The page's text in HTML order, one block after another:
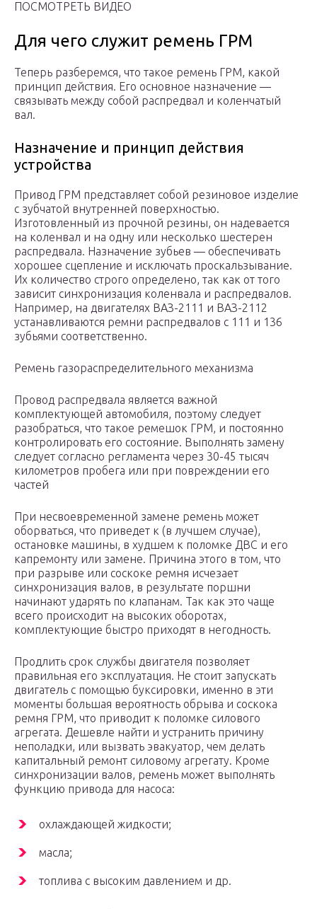
ПОСМОТРЕТЬ ВИДЕО
Для чего служит ремень ГРМ
Теперь разберемся, что такое ремень ГРМ, какой
принцип действия. Его основное назначение —
связывать между собой распредвал и коленчатый
вал.
Назначение и принцип действия
устройства
Привод ГРМ представляет собой резиновое изделие
с зубчатой внутренней поверхностью.
Изготовленный из прочной резины, он надевается
на коленвал и на одну или несколько шестерен
распредвала. Назначение зубьев — обеспечивать
хорошее сцепление и исключать проскальзывание.
Их количество строго определено, так как от того
зависит синхронизация коленвала и распредвалов.
Например, на двигателях ВАЗ-2111 и ВАЗ-2112
устанавливаются ремни распредвалов с 111 и 136
зубьями соответственно.
Ремень газораспределительного механизма
Провод распредвала является важной
комплектующей автомобиля, поэтому следует
разобраться, что такое ремешок ГРМ, и постоянно
контролировать его состояние. Выполнять замену
следует согласно регламента через 30-45 тысяч
километров пробега или при повреждении его
частей
При несвоевременной замене ремень может
оборваться, что приведет к (в лучшем случае),
остановке машины, в худшем к поломке ДВС и его
капремонту или замене. Причина этого в том, что
при разрыве или соскоке ремня исчезает
синхронизация валов, в результате поршни
начинают ударять по клапанам. Так как это чаще
всего происходит на высоких оборотах,
комплектующие быстро приходят в негодность.
Продлить срок службы двигателя позволяет
правильная его эксплуатация. Не стоит запускать
двигатель с помощью буксировки, именно в эти
моменты большая вероятность обрыва и соскока
ремня ГРМ, что приводит к поломке силового
агрегата. Дешевле найти и устранить причину
неполадки, или вызвать эвакуатор, чем делать
капитальный ремонт силовому агрегату. Кроме
синхронизации валов, ремень может выполнять
функцию привода для насоса:
охлаждающей жидкости;
масла;
топлива с высоким давлением и др.